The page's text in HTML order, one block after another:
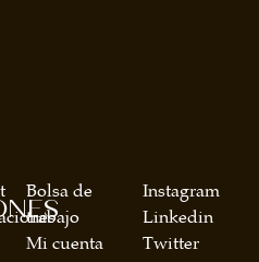
Bolsa de
trabajo
Mi cuenta
Instagram
Linkedin
Twitter